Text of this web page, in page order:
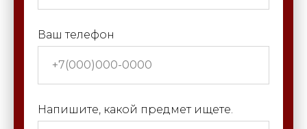
Ваш телефон
Напишите, какой предмет ищете.